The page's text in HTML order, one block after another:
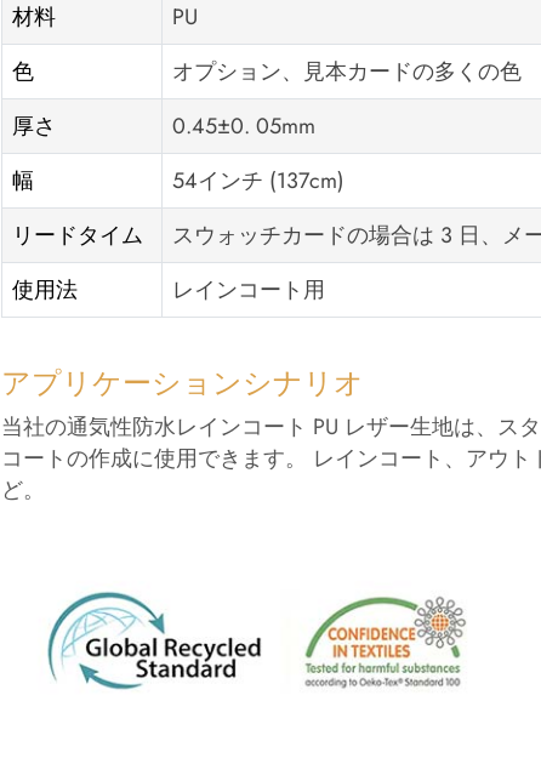
材料
PU
色
オプション、見本カードの多くの色
厚さ
0.45±0. 05mm
幅
54インチ (137cm)
リードタイム
スウォッチカードの場合は 3 日、メ
使用法
レインコート用
アプリケーションシナリオ
当社の通気性防水レインコート PU レザー生地は、ス
コートの作成に使用できます。 レインコート、アウ
ど。